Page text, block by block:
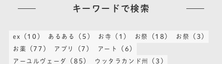
キーワードで検索
ex (10) あるある (5) お寺 (1) お祭 (18) お祭 (3)
お薬 (77) アプリ (7) アート (6)
アーユルヴェーダ (85) ウッタラカンド州 (3)